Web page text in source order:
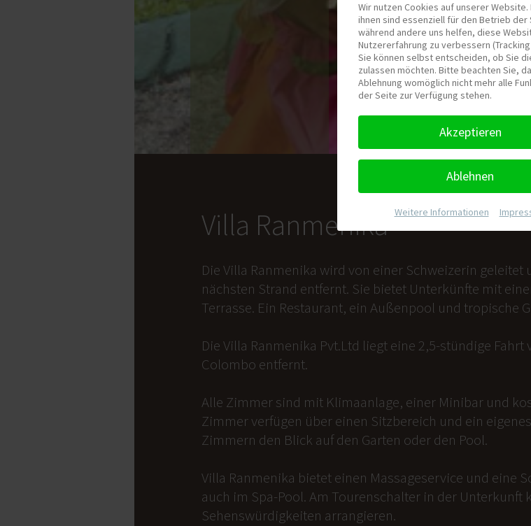
Villa Ranmenika
Die Villa Ranmenika wird von einer Schweizerin
nächsten Strand entfernt. Sie bietet Unterkünfte mit
Terrasse. Ein Restaurant, ein Außenpool und tropische
Die Villa Ranmenika Pvt.Ltd liegt eine 2,5-stündige
Colombo entfernt.
Alle Zimmer sind mit Klimaanlage, einer Minibar und
Zimmer verfügen über einen Sitzbereich und ein
Zimmern den Blick auf den Garten oder den Pool.
Villa Ranmenika bietet einen Massageservice und eine
auch im Spa-Pool. Am Tourenschalter in der Unterkunft
Sehenswürdigkeiten arrangieren.
Wir nutzen Cookies auf unserer Website.
ihnen sind essenziell für den Betrieb der
während andere uns helfen, diese
Nutzererfahrung zu verbessern
Sie können selbst entscheiden, ob Sie
zulassen möchten. Bitte beachten Sie,
Ablehnung womöglich nicht mehr alle
der Seite zur Verfügung stehen.
Akzeptieren
Ablehnen
Weitere Informationen